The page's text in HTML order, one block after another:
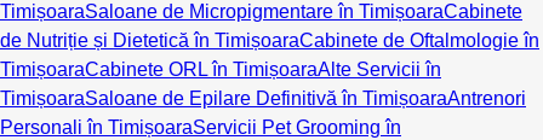
TimișoaraSaloane de Micropigmentare în TimișoaraCabinete
de Nutriție și Dietetică în TimișoaraCabinete de Oftalmologie în
TimișoaraCabinete ORL în TimișoaraAlte Servicii în
TimișoaraSaloane de Epilare Definitivă în TimișoaraAntrenori
Personali în TimișoaraServicii Pet Grooming în